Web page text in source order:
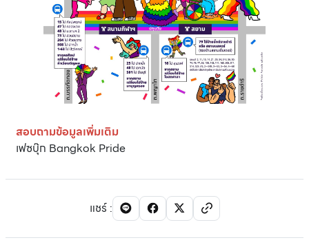
สอบถามข้อมูลเพิ่มเติม
เฟซบุ๊ก Bangkok Pride
แชร์: